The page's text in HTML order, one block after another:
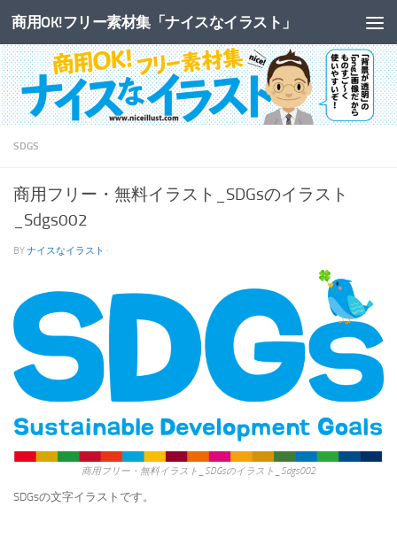
コンテンツへスキップ
商用OK!フリー素材集「ナイスなイラスト」
SDGS
商用フリー・無料イラスト_SDGsのイラスト
_Sdgs002
BYナイスなイラスト ·
商用フリー・無料イラスト_SDGsのイラスト_Sdgs002
SDGsの文字イラストです。